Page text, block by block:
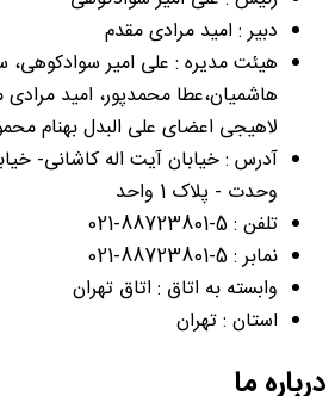
دبیر : امید مرادی مقدم
هیئت مدیره : علی امیر
هاشمیان،عطا محمدپور، امید
لاهیجی اعضای علی البدل بهنام
آدرس : خیابان آیت اله کاشانی-
وحدت - پلاک 1 واحد
تلفن : 5-88723801-021
نمابر : 5-88723801-021
وابسته به اتاق : اتاق تهران
استان : تهران
درباره ما